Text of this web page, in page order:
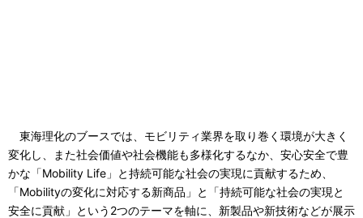
東海理化のブースでは、モビリティ業界を取り巻く環境が大きく
変化し、また社会価値や社会機能も多様化するなか、安心安全で豊
かな「Mobility Life」と持続可能な社会の実現に貢献するため、
「Mobilityの変化に対応する新商品」と「持続可能な社会の実現と
安全に貢献」という2つのテーマを軸に、新製品や新技術などが展示